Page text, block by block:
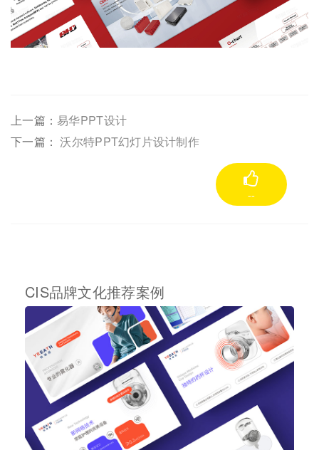
上一篇：易华PPT设计
下一篇：沃尔特PPT幻灯片设计制作
--
CIS品牌文化推荐案例